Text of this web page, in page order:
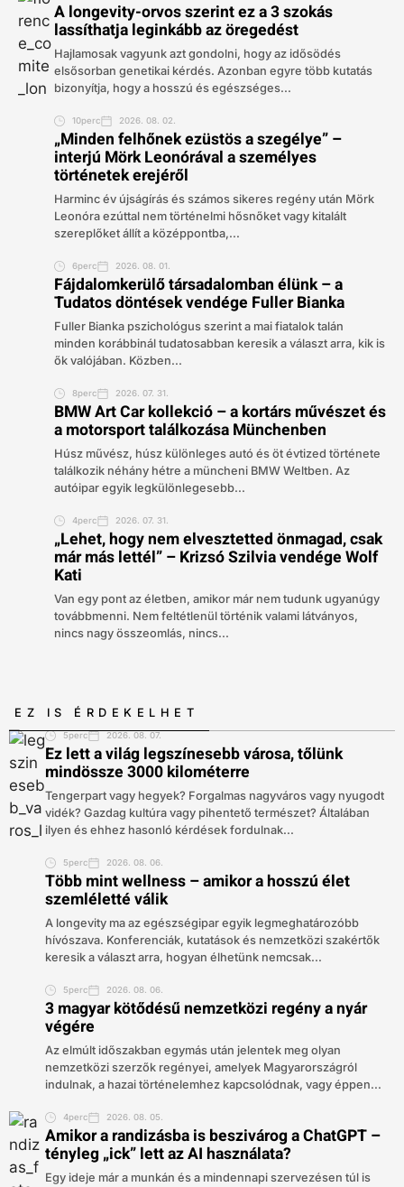
A longevity-orvos szerint ez a 3 szokás
lassíthatja leginkább az öregedést
Hajlamosak vagyunk azt gondolni, hogy az idősödés
elsősorban genetikai kérdés. Azonban egyre több kutatás
bizonyítja, hogy a hosszú és egészséges...
10perc 2026. 08. 02.
„Minden felhőnek ezüstös a szegélye” –
interjú Mörk Leonórával a személyes
történetek erejéről
Harminc év újságírás és számos sikeres regény után Mörk
Leonóra ezúttal nem történelmi hősnőket vagy kitalált
szereplőket állít a középpontba,...
6perc 2026. 08. 01.
Fájdalomkerülő társadalomban élünk – a
Tudatos döntések vendége Fuller Bianka
Fuller Bianka pszichológus szerint a mai fiatalok talán
minden korábbinál tudatosabban keresik a választ arra, kik is
ők valójában. Közben...
8perc 2026. 07. 31.
BMW Art Car kollekció – a kortárs művészet és
a motorsport találkozása Münchenben
Húsz művész, húsz különleges autó és öt évtized története
találkozik néhány hétre a müncheni BMW Weltben. Az
autóipar egyik legkülönlegesebb...
4perc 2026. 07. 31.
„Lehet, hogy nem elvesztetted önmagad, csak
már más lettél” – Krizsó Szilvia vendége Wolf
Kati
Van egy pont az életben, amikor már nem tudunk ugyanúgy
továbbmenni. Nem feltétlenül történik valami látványos,
nincs nagy összeomlás, nincs...
EZ IS ÉRDEKELHET
5perc 2026. 08. 07.
Ez lett a világ legszínesebb városa, tőlünk
mindössze 3000 kilométerre
Tengerpart vagy hegyek? Forgalmas nagyváros vagy nyugodt
vidék? Gazdag kultúra vagy pihentető természet? Általában
ilyen és ehhez hasonló kérdések fordulnak...
5perc 2026. 08. 06.
Több mint wellness – amikor a hosszú élet
szemléletté válik
A longevity ma az egészségipar egyik legmeghatározóbb
hívószava. Konferenciák, kutatások és nemzetközi szakértők
keresik a választ arra, hogyan élhetünk nemcsak...
5perc 2026. 08. 06.
3 magyar kötődésű nemzetközi regény a nyár
végére
Az elmúlt időszakban egymás után jelentek meg olyan
nemzetközi szerzők regényei, amelyek Magyarországról
indulnak, a hazai történelemhez kapcsolódnak, vagy éppen...
4perc 2026. 08. 05.
Amikor a randizásba is beszivárog a ChatGPT –
tényleg „ick” lett az AI használata?
Egy ideje már a munkán és a mindennapi szervezésen túl is